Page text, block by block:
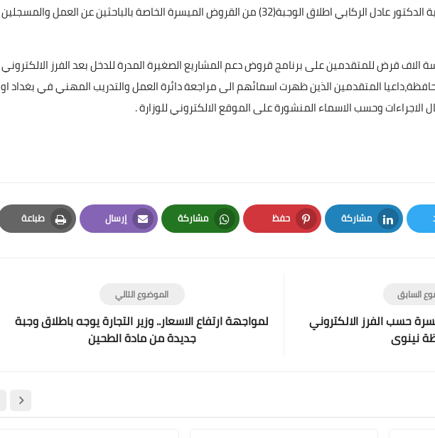
اعلن وزير العمل والشؤون الاجتماعية الدكتور عادل الركابي اطلاق الوجبة(32) من القروض الميسرة الخاصة بالباحثين عن العمل والمسجلين
الاف قرض للمتقدمين على برنامج قروض دعم المشاريع الصغيرة المدرة للدخل بعد الفرز الالكتروني
المتقدمين الذين ظهرت اسمائهم الى مراجعة دائرة العمل والتدريب المهني في بغداد او
وحسب الاسماء المنشورة على الموقع الالكتروني للوزارة .
مشاركة
LinkedIn
حفظ
Pinterest
مشاركة
Whatsapp
إرسال
Email
طباعة
Print
الموضوع التالي
لمواجهة ارتفاع الاسعار.. وزير التجارة يوجه باطلاق وجبة
جديدة من مادة الطحين
السابق
الميسرة حسب الفرز الالكتروني
نينوى
10 أغسطس 2021
10 أغسطس 2021
10 أغسطس 2021
09 أغسطس 2021
09 أغسطس 2021
علي المالكي
12 مايو 2022
علي المالكي